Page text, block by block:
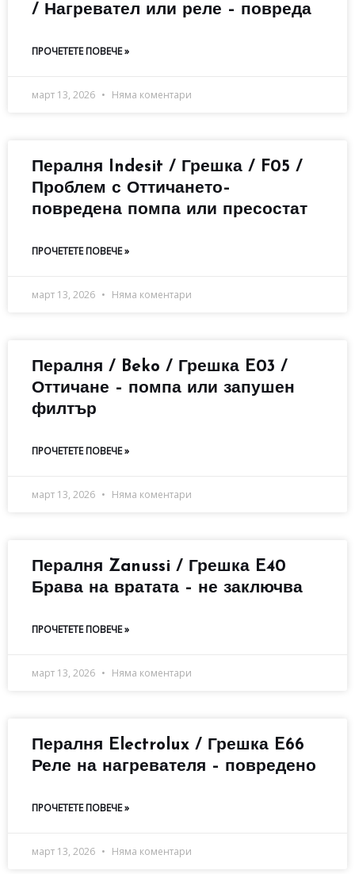
/ Нагревател или реле – повреда
ПРОЧЕТЕТЕ ПОВЕЧЕ »
март 13, 2026 Няма коментари
Пералня Indesit / Грешка / F05 /
Проблем с Оттичането–
повредена помпа или пресостат
ПРОЧЕТЕТЕ ПОВЕЧЕ »
март 13, 2026 Няма коментари
Пералня / Beko / Грешка E03 /
Оттичане – помпа или запушен
филтър
ПРОЧЕТЕТЕ ПОВЕЧЕ »
март 13, 2026 Няма коментари
Пералня Zanussi / Грешка E40
Брава на вратата – не заключва
ПРОЧЕТЕТЕ ПОВЕЧЕ »
март 13, 2026 Няма коментари
Пералня Electrolux / Грешка E66
Реле на нагревателя – повредено
ПРОЧЕТЕТЕ ПОВЕЧЕ »
март 13, 2026 Няма коментари